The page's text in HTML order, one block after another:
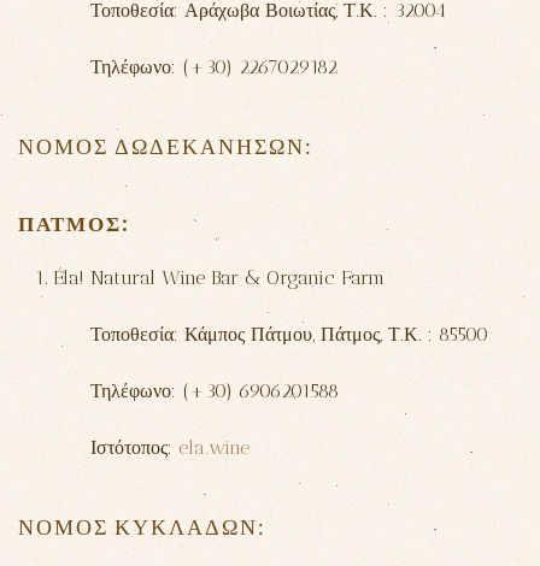
Τοποθεσία: Αράχωβα Βοιωτίας, Τ.Κ. : 32004
Τηλέφωνο: (+30) 2267029182
ΝΟΜΟΣ ΔΩΔΕΚΑΝΗΣΩΝ:
ΠΆΤΜΟΣ:
Éla! Natural Wine Bar & Organic Farm
Τοποθεσία: Κάμπος Πάτμου, Πάτμος, Τ.Κ. : 85500
Τηλέφωνο: (+30) 6906201588
Ιστότοπος: ela.wine
ΝΟΜΟΣ ΚΥΚΛΑΔΩΝ: